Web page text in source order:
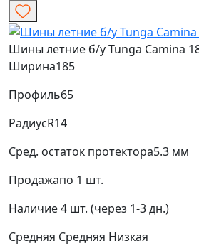
Шины летние б/у Tunga Camina
Ширина185
Профиль65
РадиусR14
Сред. остаток протектора5.3 мм
Продажапо 1 шт.
Наличие4 шт. (через 1-3 дн.)
Средняя Средняя Низкая